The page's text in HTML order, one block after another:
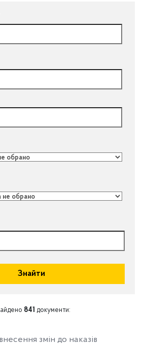
Знайти
841 документи:
змін до наказів